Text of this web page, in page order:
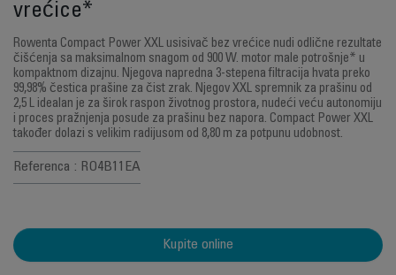
vrećice*
Rowenta Compact Power XXL usisivač bez vrećice nudi odlične rezultate
čišćenja sa maksimalnom snagom od 900 W. motor male potrošnje* u
kompaktnom dizajnu. Njegova napredna 3-stepena filtracija hvata preko
99,98% čestica prašine za čist zrak. Njegov XXL spremnik za prašinu od
2,5 L idealan je za širok raspon životnog prostora, nudeći veću autonomiju
i proces pražnjenja posude za prašinu bez napora. Compact Power XXL
također dolazi s velikim radijusom od 8,80 m za potpunu udobnost.
Referenca : RO4B11EA
Kupite online